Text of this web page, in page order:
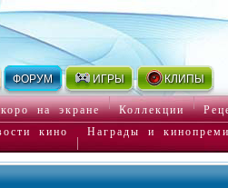
ФОРУМ ИГРЫ КЛИПЫ
на экране Коллекции
кино
Награды и